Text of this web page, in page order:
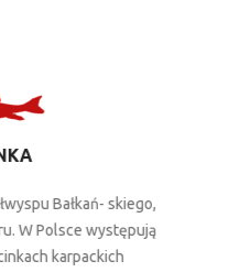
i czuła na hałas.
kul nętowych.
gdzie prąd zwalnia, a